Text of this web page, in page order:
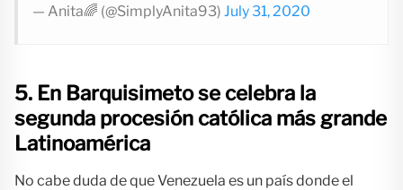
— Anita🌈 (@SimplyAnita93) July 31, 2020
5. En Barquisimeto se celebra la
segunda procesión católica más grande
Latinoamérica
No cabe duda de que Venezuela es un país donde el